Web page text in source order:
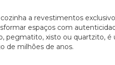
a revestimentos
espaços com
pegmatito, xisto ou quartzito, é
de milhões de anos.